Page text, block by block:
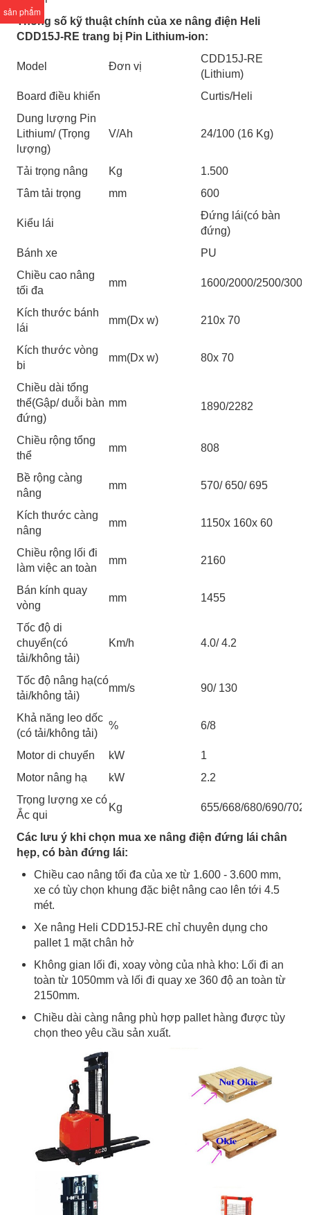
sản phẩm
Thông số kỹ thuật chính của xe nâng điện Heli
CDD15J-RE trang bị Pin Lithium-ion:
Model Đơn vị
CDD15J-RE
(Lithium)
Board điều khiển
Curtis/Heli
Dung lượng Pin
Lithium/ (Trọng
lượng)
V/Ah 24/100 (16 Kg)
Tải trọng nâng Kg
1.500
Tâm tải trọng
mm 600
Kiểu lái
Đứng lái(có bàn
đứng)
Bánh xe
PU
Chiều cao nâng
tối đa
mm 1600/2000/2500/
Kích thước bánh
lái
mm(Dx w) 210x 70
Kích thước vòng
bi
mm(Dx w) 80x 70
Chiều dài tổng
thể(Gập/ duỗi bàn
đứng)
mm 1890/2282
Chiều rộng tổng
thể
mm 808
Bề rộng càng
nâng
mm 570/ 650/ 695
Kích thước càng
nâng
mm 1150x 160x 60
Chiều rộng lối đi
làm việc an toàn
mm 2160
Bán kính quay
vòng
mm 1455
Tốc độ di
chuyển(có
tải/không tải)
Km/h 4.0/ 4.2
Tốc độ nâng hạ(có
tải/không tải)
mm/s 90/ 130
Khả năng leo dốc
(có tải/không tải)
% 6/8
Motor di chuyển kW
1
Motor nâng hạ
kW
2.2
Trọng lượng xe có
Ắc qui
Kg 655/668/680/690/702
Các lưu ý khi chọn mua xe nâng điện đứng lái chân
hẹp, có bàn đứng lái:
Chiều cao nâng tối đa của xe từ 1.600 - 3.600 mm,
xe có tùy chọn khung đặc biệt nâng cao lên tới 4.5
mét.
Xe nâng Heli CDD15J-RE chỉ chuyên dụng cho
pallet 1 mặt chân hở
Không gian lối đi, xoay vòng của nhà kho: Lối đi an
toàn từ 1050mm và lối đi quay xe 360 độ an toàn từ
2150mm.
Chiều dài càng nâng phù hợp pallet hàng được tùy
chọn theo yêu cầu sản xuất.